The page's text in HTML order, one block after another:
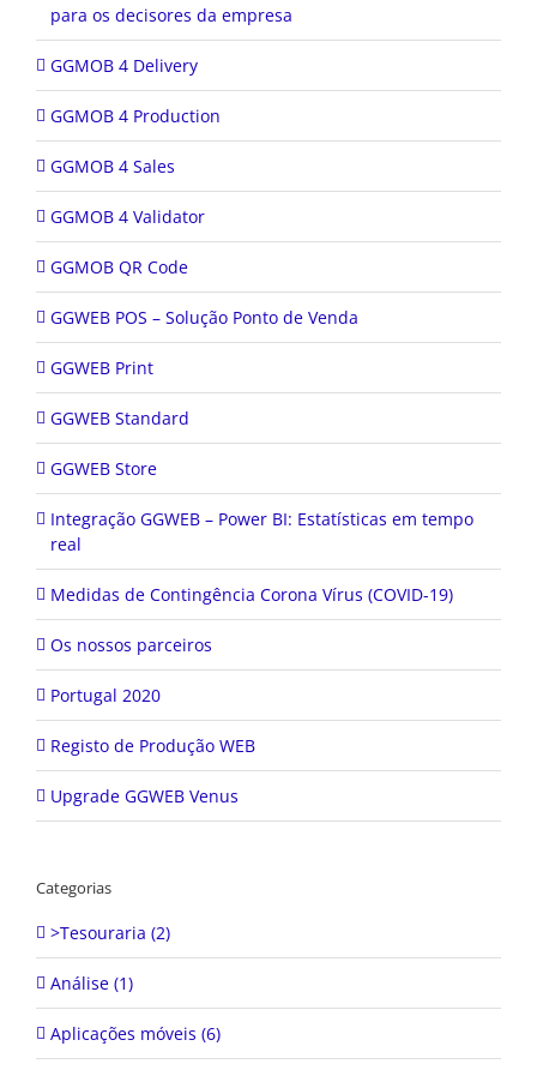
para os decisores da empresa
GGMOB 4 Delivery
GGMOB 4 Production
GGMOB 4 Sales
GGMOB 4 Validator
GGMOB QR Code
GGWEB POS – Solução Ponto de Venda
GGWEB Print
GGWEB Standard
GGWEB Store
Integração GGWEB – Power BI: Estatísticas em tempo
real
Medidas de Contingência Corona Vírus (COVID-19)
Os nossos parceiros
Portugal 2020
Registo de Produção WEB
Upgrade GGWEB Venus
Categorias
>Tesouraria (2)
Análise (1)
Aplicações móveis (6)